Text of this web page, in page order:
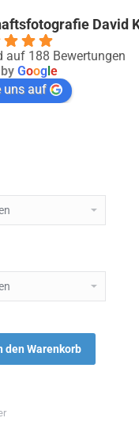
David
auf 188 Bewertungen
Google
uns auf
den Warenkorb